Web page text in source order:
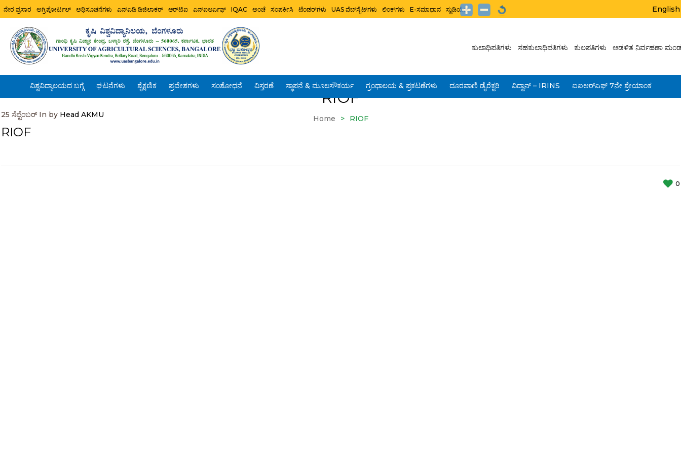
ನೇರ ಪ್ರಸಾರ ಅಗ್ರಿಪೋರ್ಟಲ್ ಅಧಿಸೂಚನೆಗಳು ಎನ್ಎಡಿ ಡಿಜಿಲಾಕರ್ ಆರ್‌ಟಿಐ ಎನ್ಐಆರ್ಎಫ್ IQAC ಅಂಚೆ ಸಂಪರ್ಕಿಸಿ ಟೆಂಡರ್‌ಗಳು UAS ವೆಬ್‌ಸೈಟ್‌ಗಳು ಲಿಂಕ್‌ಗಳು E-ಸಮಾಧಾನ ಸ್ಟುಡಿಯೋ English
ಕುಲಾಧಿಪತಿಗಳು ಸಹಕುಲಾಧಿಪತಿಗಳು ಕುಲಪತಿಗಳು ಆಡಳಿತ ನಿರ್ವಹಣಾ
ವಿಶ್ವವಿದ್ಯಾಲಯದ ಬಗ್ಗೆ ಘಟನೆಗಳು ಶೈಕ್ಷಣಿಕ ಪ್ರವೇಶಗಳು ಸಂಶೋಧನೆ ವಿಸ್ತರಣೆ ಸ್ಥಾಪನೆ & ಮೂಲಸೌಕರ್ಯ ಗ್ರಂಥಾಲಯ & ಪ್ರಕಟಣೆಗಳು ದೂರವಾಣಿ ಡೈರೆಕ್ಟರಿ ವಿದ್ವಾನ್ – IRINS ಐಐಆರ್‌ಎಫ್ 7ನೇ ಶ್ರೇಯಾಂಕ
RIOF
Home > RIOF
25 ಸೆಪ್ಟೆಂಬರ್In by Head AKMU
RIOF
0